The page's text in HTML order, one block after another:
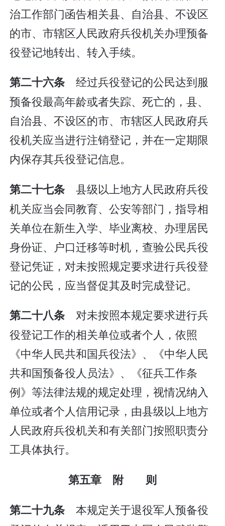
治工作部门函告相关县、自治县、不设区
的市、市辖区人民政府兵役机关办理预备
役登记地转出、转入手续。
第二十六条经过兵役登记的公民达到服
预备役最高年龄或者失踪、死亡的，县、
自治县、不设区的市、市辖区人民政府兵
役机关应当进行注销登记，并在一定期限
内保存其兵役登记信息。
第二十七条县级以上地方人民政府兵役
机关应当会同教育、公安等部门，指导相
关单位在新生入学、毕业离校、办理居民
身份证、户口迁移等时机，查验公民兵役
登记凭证，对未按照规定要求进行兵役登
记的公民，应当督促其及时完成登记。
第二十八条对未按照本规定要求进行兵
役登记工作的相关单位或者个人，依照
《中华人民共和国兵役法》、《中华人民
共和国预备役人员法》、《征兵工作条
例》等法律法规的规定处理，视情况纳入
单位或者个人信用记录，由县级以上地方
人民政府兵役机关和有关部门按照职责分
工具体执行。
第五章 附 则
第二十九条 本规定关于退役军人预备役